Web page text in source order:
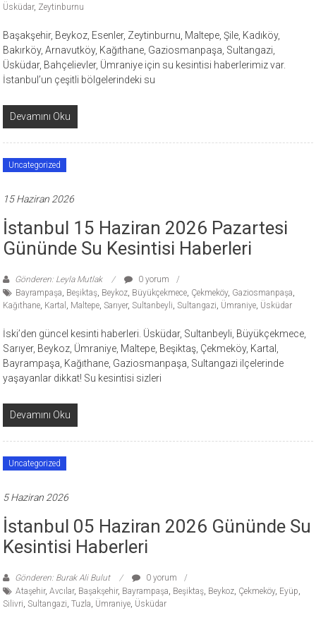
Üsküdar, Zeytinburnu
Başakşehir, Beykoz, Esenler, Zeytinburnu, Maltepe, Şile, Kadıköy,
Bakırköy, Arnavutköy, Kağıthane, Gaziosmanpaşa, Sultangazi,
Üsküdar, Bahçelievler, Ümraniye için su kesintisi haberlerimiz var.
İstanbul’un çeşitli bölgelerindeki su
Devamını Oku
Uncategorized
15 Haziran 2026
İstanbul 15 Haziran 2026 Pazartesi
Gününde Su Kesintisi Haberleri
Gönderen: Leyla Mutlak
0 yorum
Bayrampaşa, Beşiktaş, Beykoz, Büyükçekmece, Çekmeköy, Gaziosmanpaşa,
Kağıthane, Kartal , Maltepe,Sarıyer,Sultanbeyli,Sultangazi, Ümraniye, Üsküdar
İski’den güncel kesinti haberleri. Üsküdar, Sultanbeyli, Büyükçekmece,
Sarıyer, Beykoz, Ümraniye, Maltepe, Beşiktaş, Çekmeköy, Kartal,
Bayrampaşa, Kağıthane, Gaziosmanpaşa, Sultangazi ilçelerinde
yaşayanlar dikkat! Su kesintisi sizleri
Devamını Oku
Uncategorized
5 Haziran 2026
İstanbul 05 Haziran 2026 Gününde Su
Kesintisi Haberleri
Gönderen: Burak Ali Bulut
0 yorum
Ataşehir,Avcılar, Başakşehir, Bayrampaşa, Beşiktaş, Beykoz, Çekmeköy, Eyüp,
Silivri,Sultangazi,Tuzla, Ümraniye, Üsküdar